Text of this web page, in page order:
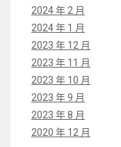
2024 年 2 月
2024 年 1 月
2023 年 12 月
2023 年 11 月
2023 年 10 月
2023 年 9 月
2023 年 8 月
2020 年 12 月